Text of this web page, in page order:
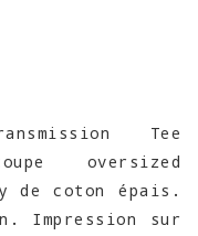
Tee
oversized
de coton épais.
Impression sur